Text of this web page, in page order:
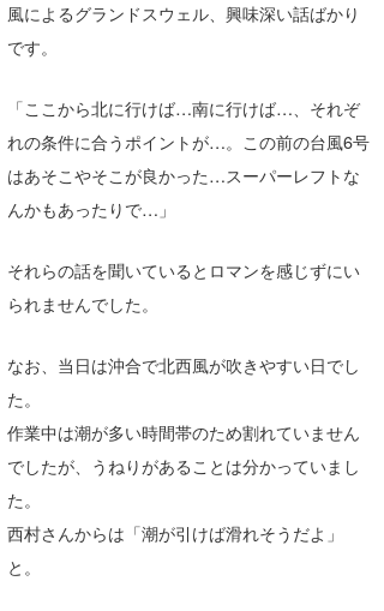
風によるグランドスウェル、興味深い話ばかり
です。
「ここから北に行けば…南に行けば…、それぞ
れの条件に合うポイントが…。この前の台風6号
はあそこやそこが良かった…スーパーレフトな
んかもあったりで…」
それらの話を聞いているとロマンを感じずにい
られませんでした。
なお、当日は沖合で北西風が吹きやすい日でし
た。
作業中は潮が多い時間帯のため割れていません
でしたが、うねりがあることは分かっていまし
た。
西村さんからは「潮が引けば滑れそうだよ」
と。
上田純子
唐澤予報士
SancheZ
ゴン
米山予報士
wanda
予報士 hiro.
Mr.K